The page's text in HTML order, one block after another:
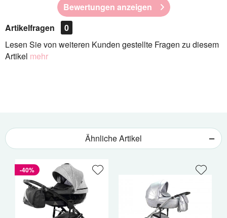
Bewertungen anzeigen
Artikelfragen
0
Lesen Sie von weiteren Kunden gestellte Fragen zu diesem
Artikel mehr
Ähnliche Artikel
-40%